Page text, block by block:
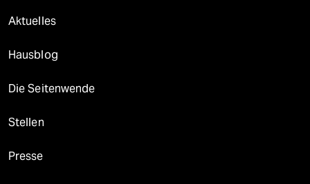
Aktuelles
Hausblog
Die Seitenwende
Stellen
Presse